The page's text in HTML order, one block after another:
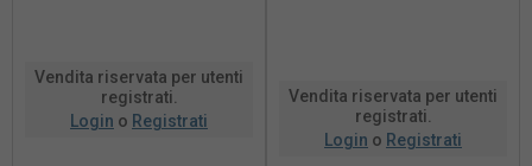
Vendita riservata per utenti
registrati.
Login o Registrati
Vendita riservata per utenti
registrati.
Login o Registrati